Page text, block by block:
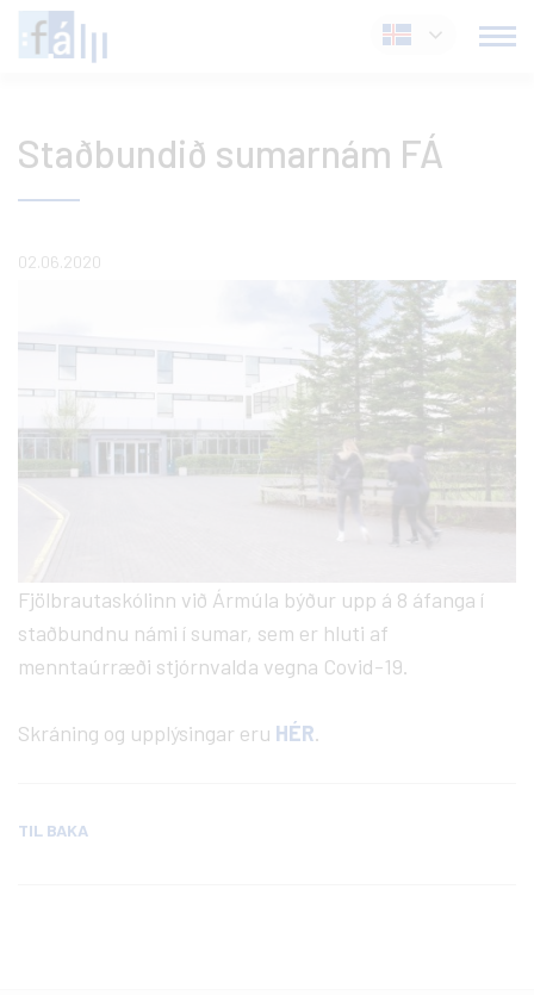
Fara
í
Íslenska
Staðbundið sumarnám FÁ
02.06.2020
Fjölbrautaskólinn við Ármúla býður upp á 8 áfanga í
staðbundnu námi í sumar, sem er hluti af
menntaúrræði stjórnvalda vegna Covid-19.
Skráning og upplýsingar eru HÉR.
TIL BAKA